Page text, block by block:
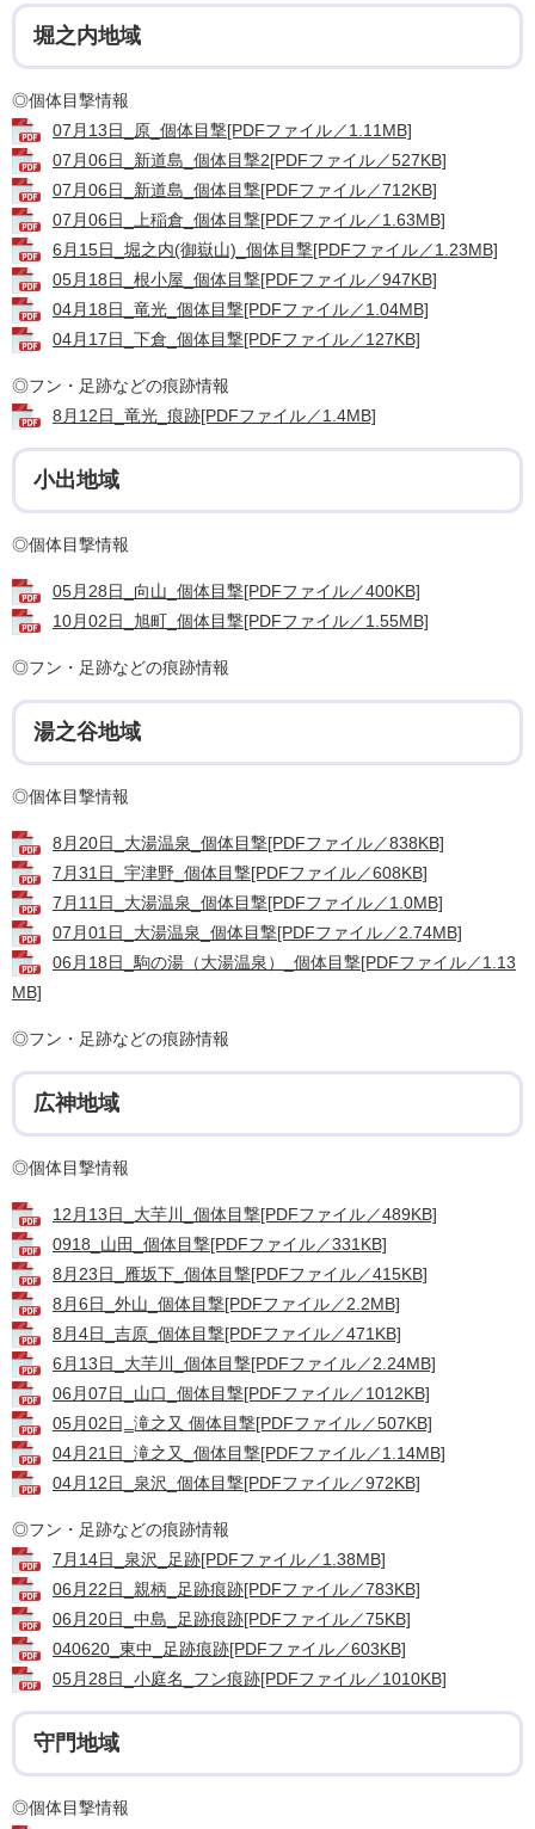
堀之内地域
◎個体目撃情報
07月13日_原_個体目撃[PDFファイル／1.11MB]
07月06日_新道島_個体目撃2[PDFファイル／527KB]
07月06日_新道島_個体目撃[PDFファイル／712KB]
07月06日_上稲倉_個体目撃[PDFファイル／1.63MB]
6月15日_堀之内(御嶽山)_個体目撃[PDFファイル／1.23MB]
05月18日_根小屋_個体目撃[PDFファイル／947KB]
04月18日_竜光_個体目撃[PDFファイル／1.04MB]
04月17日_下倉_個体目撃[PDFファイル／127KB]
◎フン・足跡などの痕跡情報
8月12日_竜光_痕跡[PDFファイル／1.4MB]
小出地域
◎個体目撃情報
05月28日_向山_個体目撃[PDFファイル／400KB]
10月02日_旭町_個体目撃[PDFファイル／1.55MB]
◎フン・足跡などの痕跡情報
湯之谷地域
◎個体目撃情報
8月20日_大湯温泉_個体目撃[PDFファイル／838KB]
7月31日_宇津野_個体目撃[PDFファイル／608KB]
7月11日_大湯温泉_個体目撃[PDFファイル／1.0MB]
07月01日_大湯温泉_個体目撃[PDFファイル／2.74MB]
06月18日_駒の湯（大湯温泉）_個体目撃[PDFファイル／1.13
MB]
◎フン・足跡などの痕跡情報
広神地域
◎個体目撃情報
12月13日_大芋川_個体目撃[PDFファイル／489KB]
0918_山田_個体目撃[PDFファイル／331KB]
8月23日_雁坂下_個体目撃[PDFファイル／415KB]
8月6日_外山_個体目撃[PDFファイル／2.2MB]
8月4日_吉原_個体目撃[PDFファイル／471KB]
6月13日_大芋川_個体目撃[PDFファイル／2.24MB]
06月07日_山口_個体目撃[PDFファイル／1012KB]
05月02日‗滝之又 個体目撃[PDFファイル／507KB]
04月21日_滝之又_個体目撃[PDFファイル／1.14MB]
04月12日_泉沢_個体目撃[PDFファイル／972KB]
◎フン・足跡などの痕跡情報
7月14日_泉沢_足跡[PDFファイル／1.38MB]
06月22日_親柄_足跡痕跡[PDFファイル／783KB]
06月20日_中島_足跡痕跡[PDFファイル／75KB]
040620_東中_足跡痕跡[PDFファイル／603KB]
05月28日_小庭名_フン痕跡[PDFファイル／1010KB]
守門地域
◎個体目撃情報